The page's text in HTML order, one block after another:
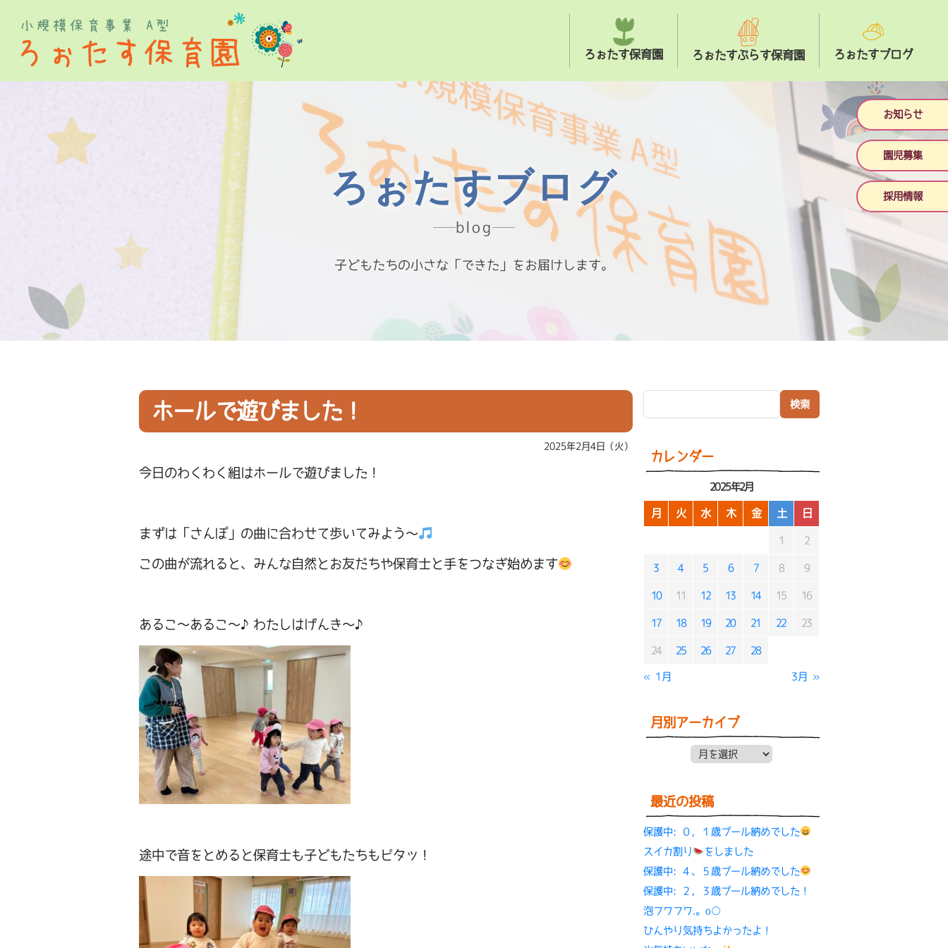
お知らせ
園児募集
採用情報
ろぉたす保育園 ろぉたすぷらす保育園 ろぉたすブログ
ろぉたすブログ
blog
子どもたちの小さな「できた」をお届けします。
カレンダー
2025年2月
月 火 水 木 金 土 日
1 2
3 4 5 6 7 8 9
10 11 12 13 14 15 16
17 18 19 20 21 22 23
24 25 26 27 28
« 1月 3月 »
月別アーカイブ
月別アーカイブ
最近の投稿
保護中: ０，１歳プール納めでした
スイカ割り
をしました
保護中: ４、５歳プール納めでした
保護中: ２，３歳プール納めでした！
泡フワフワ.。o○
ひんやり気持ちよかったよ！
ホールで遊びました！
2025年2月4日（火）
今日のわくわく組はホールで遊びました！
まずは「さんぽ」の曲に合わせて歩いてみよう～
この曲が流れると、みんな自然とお友だちや保育士と手をつなぎ始めます
あるこ～あるこ～♪わたしはげんき～♪
途中で音をとめると保育士も子どもたちもピタッ！